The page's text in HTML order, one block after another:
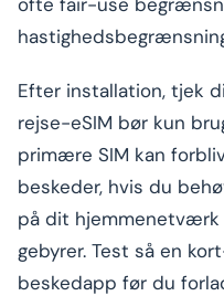
Efter installation, tjek
rejse-eSIM bør kun
primære SIM kan
beskeder, hvis du
på dit hjemmenetværk
gebyrer. Test så en
beskedapp før du